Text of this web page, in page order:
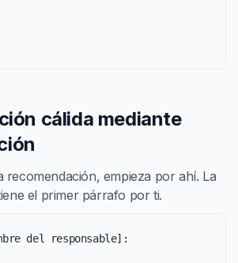
cálida mediante
recomendación, empieza por ahí. La
el primer párrafo por ti.
del responsable]: